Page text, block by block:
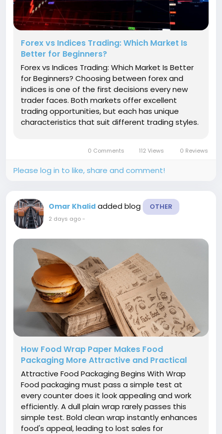
Forex vs Indices Trading: Which Market Is
Better for Beginners?
Forex vs Indices Trading: Which Market Is Better
for Beginners? Choosing between forex and
indices is one of the first decisions every new
trader faces. Both markets offer excellent
trading opportunities, but each has unique
characteristics that suit different trading styles.
Professional traders calculate...
0 Comments 112 Views 0 Reviews
Please log in to like, share and comment!
Omar Khalid added blog OTHER
2 days ago-
How Food Wrap Paper Makes Food
Packaging More Attractive and Practical
Attractive Food Packaging Begins With Wrap
Food packaging must pass a simple test at
every counter does it look appealing and work
efficiently. A dull plain wrap rarely passes this
simple test. Bold clean wrap instantly enhances
food's appeal, leading to lost sales for